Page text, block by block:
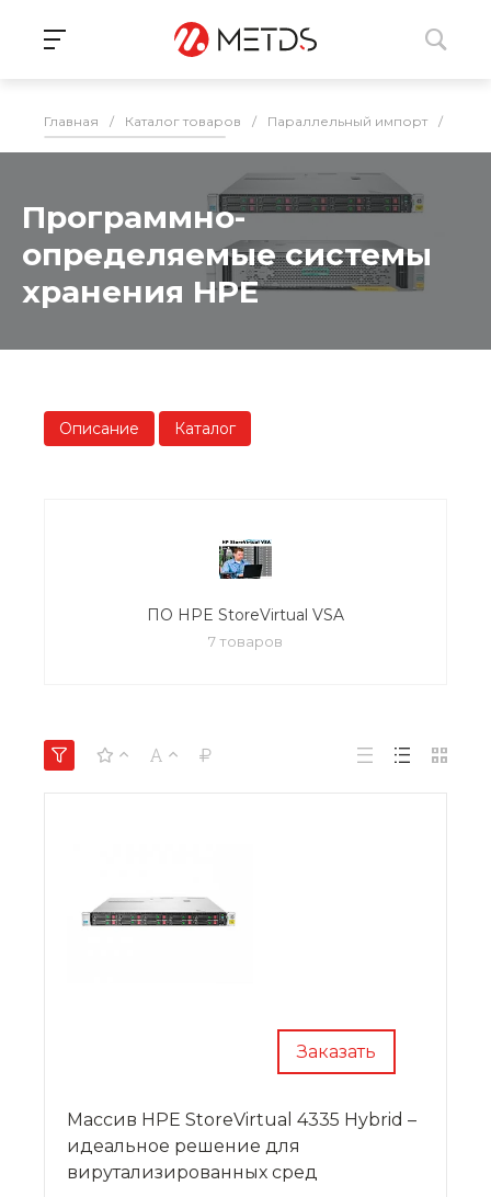
Главная / Каталог товаров / Параллельный импорт /
Программно-
определяемые системы
хранения HPE
Описание Каталог
ПО HPE StoreVirtual VSA
7 товаров
Заказать
Массив HPE StoreVirtual 4335 Hybrid –
идеальное решение для
вирутализированных сред